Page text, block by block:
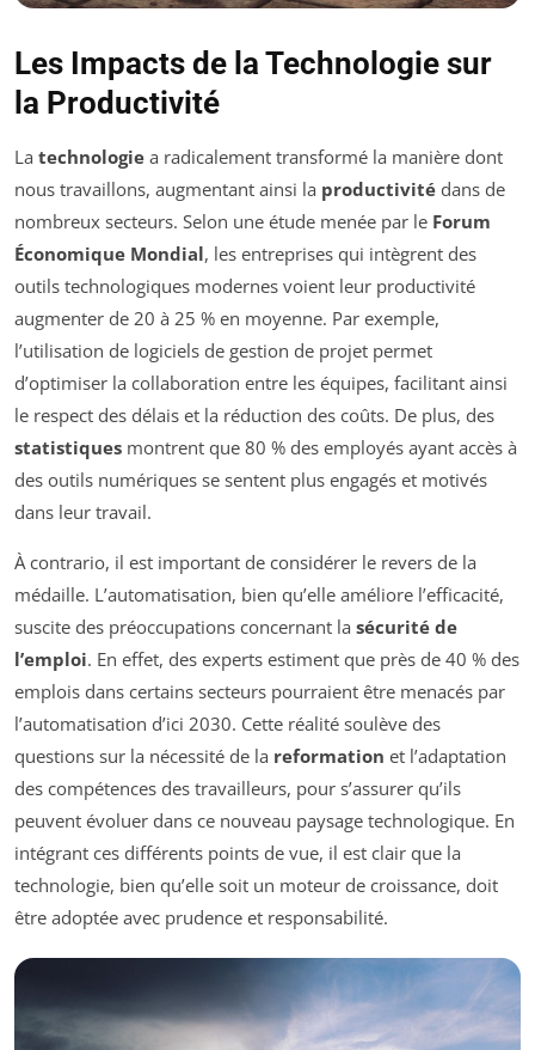
Les Impacts de la Technologie sur
la Productivité
La technologie a radicalement transformé la manière dont
nous travaillons, augmentant ainsi la productivité dans de
nombreux secteurs. Selon une étude menée par le Forum
Économique Mondial, les entreprises qui intègrent des
outils technologiques modernes voient leur productivité
augmenter de 20 à 25 % en moyenne. Par exemple,
l’utilisation de logiciels de gestion de projet permet
d’optimiser la collaboration entre les équipes, facilitant ainsi
le respect des délais et la réduction des coûts. De plus, des
statistiques montrent que 80 % des employés ayant accès à
des outils numériques se sentent plus engagés et motivés
dans leur travail.
À contrario, il est important de considérer le revers de la
médaille. L’automatisation, bien qu’elle améliore l’efficacité,
suscite des préoccupations concernant la sécurité de
l’emploi. En effet, des experts estiment que près de 40 % des
emplois dans certains secteurs pourraient être menacés par
l’automatisation d’ici 2030. Cette réalité soulève des
questions sur la nécessité de la reformation et l’adaptation
des compétences des travailleurs, pour s’assurer qu’ils
peuvent évoluer dans ce nouveau paysage technologique. En
intégrant ces différents points de vue, il est clair que la
technologie, bien qu’elle soit un moteur de croissance, doit
être adoptée avec prudence et responsabilité.